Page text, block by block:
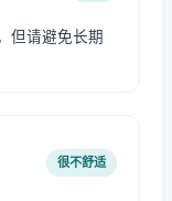
但请避免长期
很不舒适